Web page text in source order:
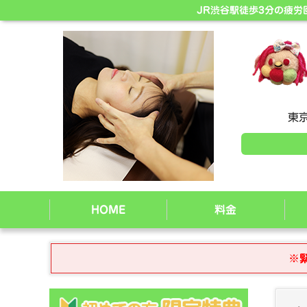
JR渋谷駅徒歩3分の疲労
東
HOME 料金
※